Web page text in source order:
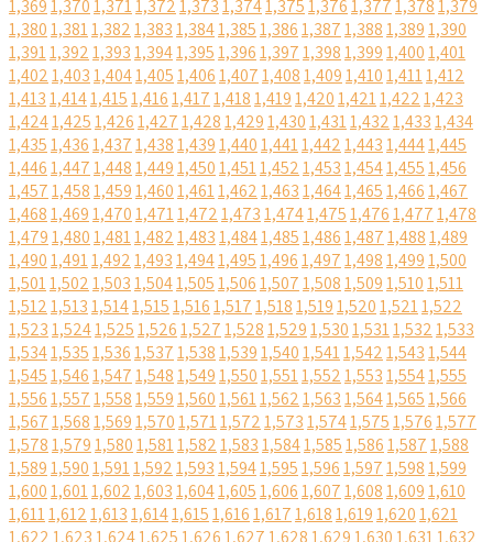
1,3691,3701,3711,3721,3731,3741,3751,3761,3771,3781,379
1,3801,3811,3821,3831,3841,3851,3861,3871,3881,3891,390
1,3911,3921,3931,3941,3951,3961,3971,3981,3991,4001,401
1,4021,4031,4041,4051,4061,4071,4081,4091,4101,4111,412
1,4131,4141,4151,4161,4171,4181,4191,4201,4211,4221,423
1,4241,4251,4261,4271,4281,4291,4301,4311,4321,4331,434
1,4351,4361,4371,4381,4391,4401,4411,4421,4431,4441,445
1,4461,4471,4481,4491,4501,4511,4521,4531,4541,4551,456
1,4571,4581,4591,4601,4611,4621,4631,4641,4651,4661,467
1,4681,4691,4701,4711,4721,4731,4741,4751,4761,4771,478
1,4791,4801,4811,4821,4831,4841,4851,4861,4871,4881,489
1,4901,4911,4921,4931,4941,4951,4961,4971,4981,4991,500
1,5011,5021,5031,5041,5051,5061,5071,5081,5091,5101,511
1,5121,5131,5141,5151,5161,5171,5181,5191,5201,5211,522
1,5231,5241,5251,5261,5271,5281,5291,5301,5311,5321,533
1,5341,5351,5361,5371,5381,5391,5401,5411,5421,5431,544
1,5451,5461,5471,5481,5491,5501,5511,5521,5531,5541,555
1,5561,5571,5581,5591,5601,5611,5621,5631,5641,5651,566
1,5671,5681,5691,5701,5711,5721,5731,5741,5751,5761,577
1,5781,5791,5801,5811,5821,5831,5841,5851,5861,5871,588
1,5891,5901,5911,5921,5931,5941,5951,5961,5971,5981,599
1,6001,6011,6021,6031,6041,6051,6061,6071,6081,6091,610
1,6111,6121,6131,6141,6151,6161,6171,6181,6191,6201,621